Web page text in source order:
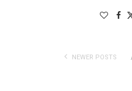
NEWER POSTS